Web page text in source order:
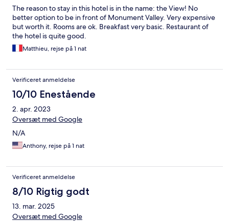
The reason to stay in this hotel is in the name: the View! No
better option to be in front of Monument Valley. Very expensive
but worth it. Rooms are ok. Breakfast very basic. Restaurant of
the hotel is quite good.
Matthieu, rejse på 1 nat
Verificeret anmeldelse
10/10 Enestående
2. apr. 2023
Oversæt med Google
N/A
Anthony, rejse på 1 nat
Verificeret anmeldelse
8/10 Rigtig godt
13. mar. 2025
Oversæt med Google